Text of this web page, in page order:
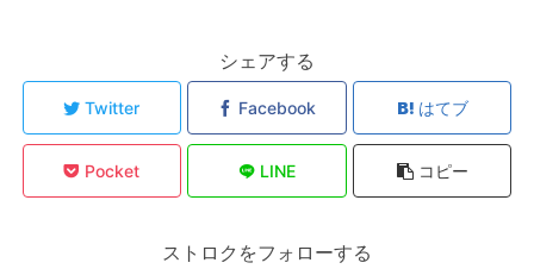
シェアする
Twitter Facebook はてブ
Pocket LINE コピー
ストロクをフォローする